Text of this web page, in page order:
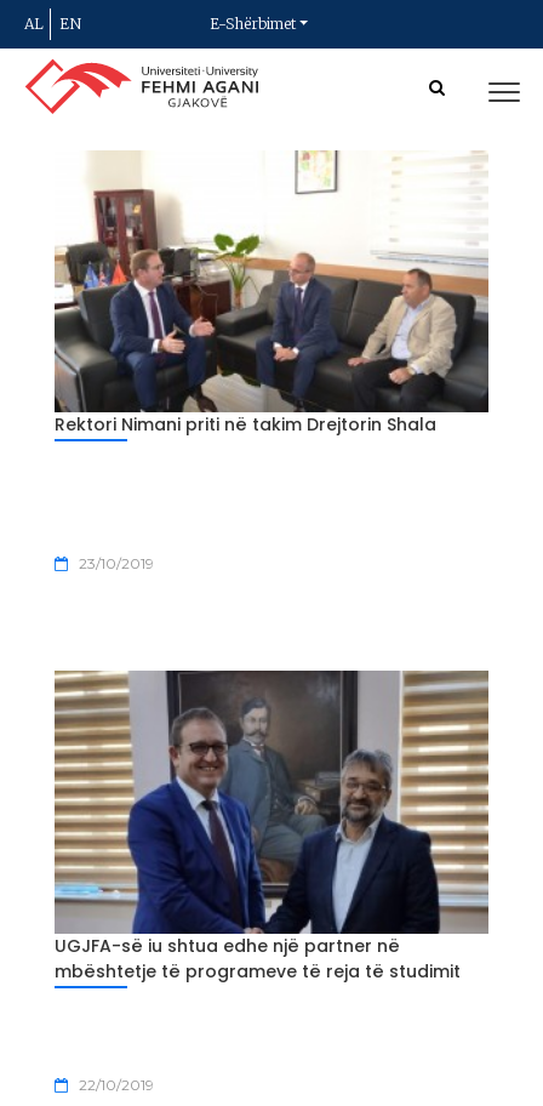
AL EN E-Shërbimet
Rektori Nimani priti në takim Drejtorin Shala
23/10/2019
UGJFA-së iu shtua edhe një partner në
mbështetje të programeve të reja të studimit
22/10/2019